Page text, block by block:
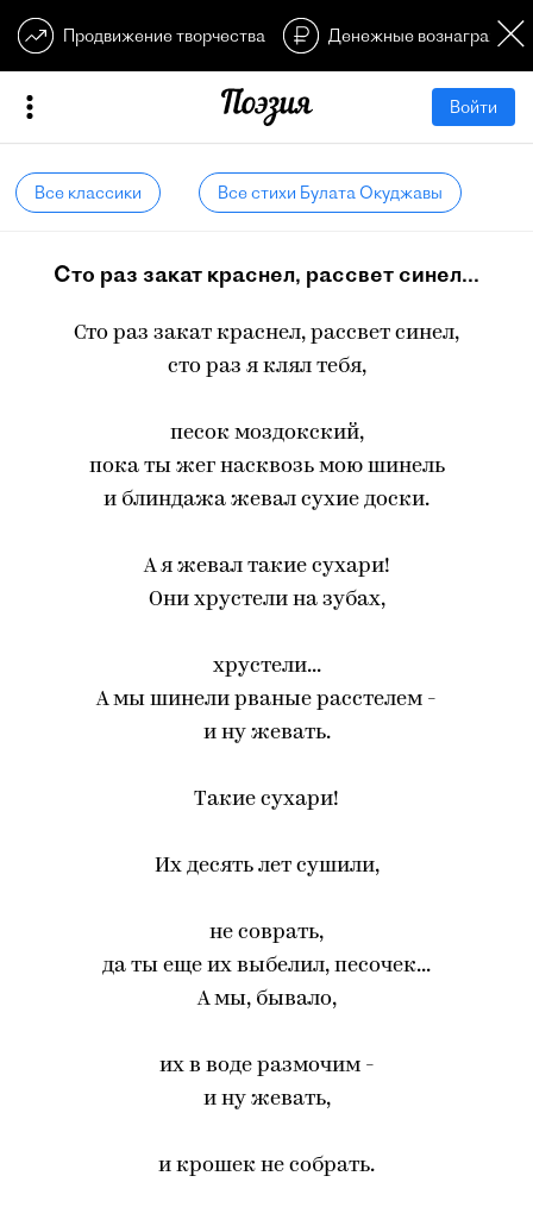
Продвижение творчества Денежные
Войти
Все классики Все стихи Булата Окуджавы
Сто раз закат краснел, рассвет синел...
Сто раз закат краснел, рассвет синел,
сто раз я клял тебя,
песок моздокский,
пока ты жег насквозь мою шинель
и блиндажа жевал сухие доски.
А я жевал такие сухари!
Они хрустели на зубах,
хрустели...
А мы шинели рваные расстелем -
и ну жевать.
Такие сухари!
Их десять лет сушили,
не соврать,
да ты еще их выбелил, песочек...
А мы, бывало,
их в воде размочим -
и ну жевать,
и крошек не собрать.